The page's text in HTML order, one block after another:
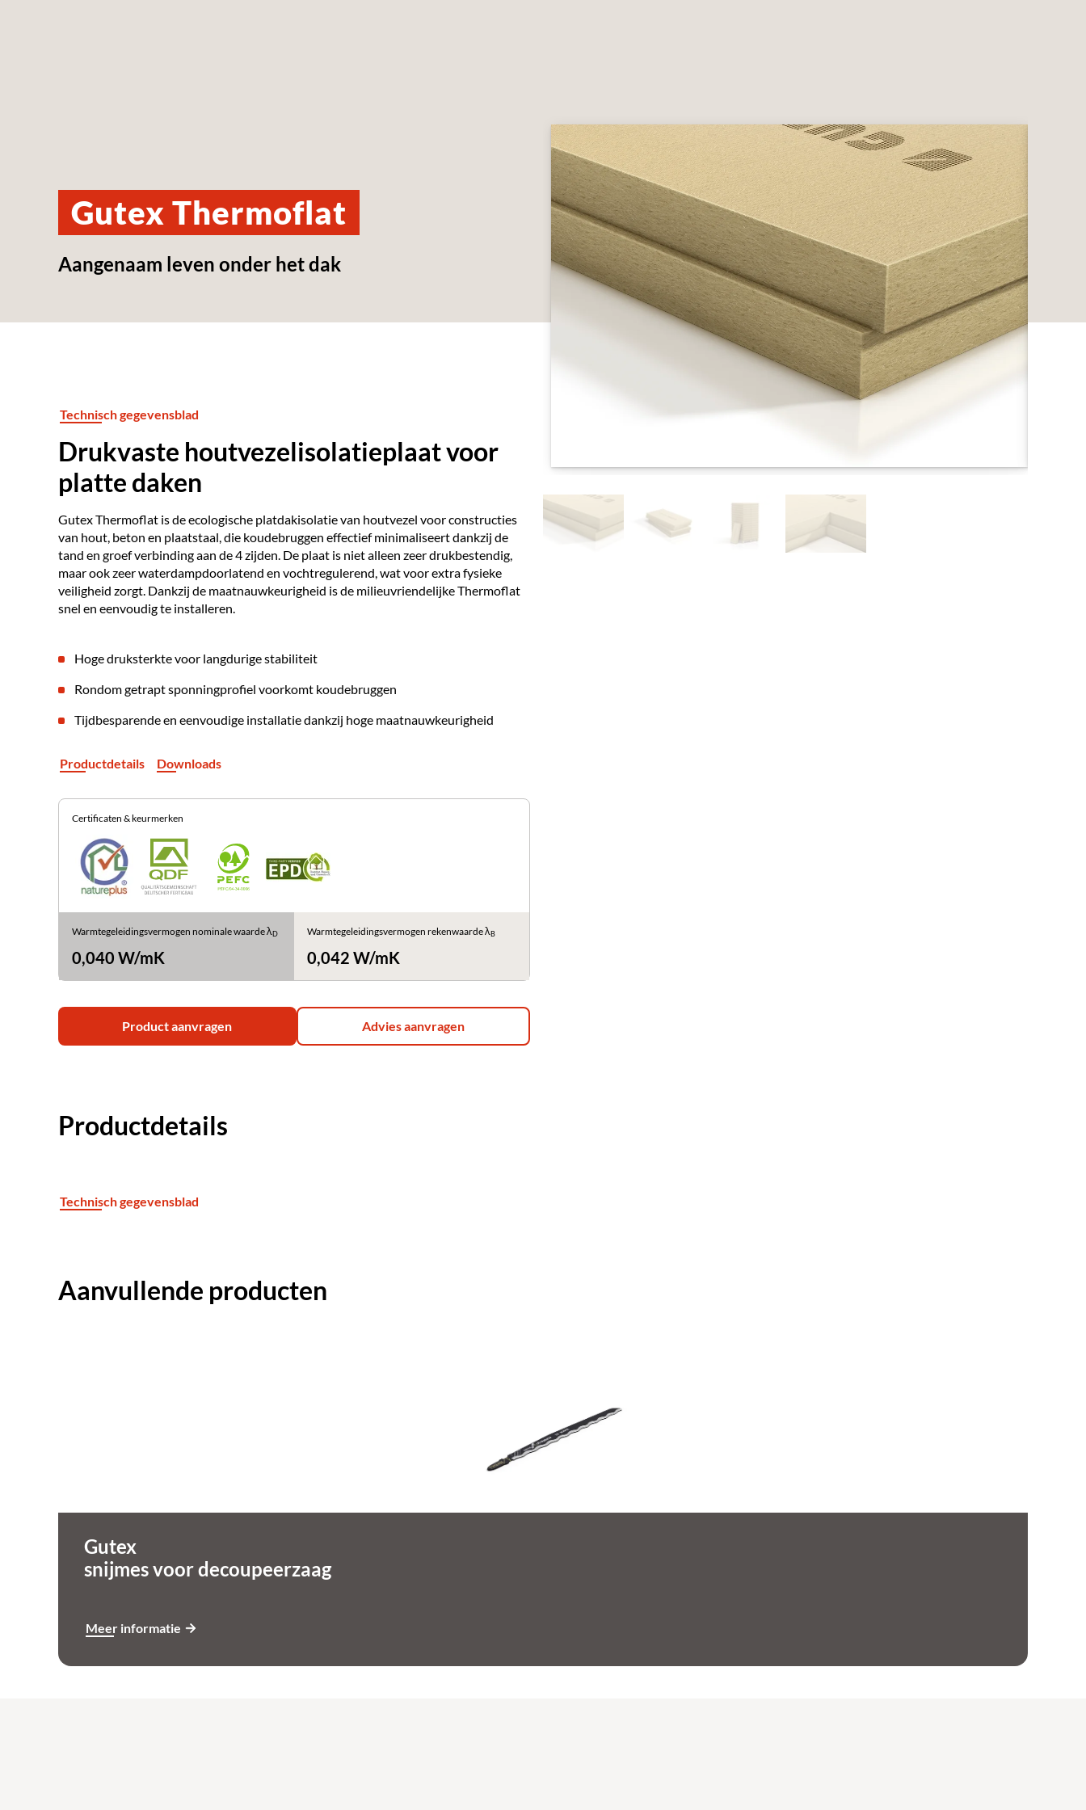
Gutex Thermoflat
Aangenaam leven onder het dak
Technisch gegevensblad
Drukvaste houtvezelisolatieplaat voor
platte daken
Gutex Thermoflat is de ecologische platdakisolatie van houtvezel voor constructies
van hout, beton en plaatstaal, die koudebruggen effectief minimaliseert dankzij de
tand en groef verbinding aan de 4 zijden. De plaat is niet alleen zeer drukbestendig,
maar ook zeer waterdampdoorlatend en vochtregulerend, wat voor extra fysieke
veiligheid zorgt. Dankzij de maatnauwkeurigheid is de milieuvriendelijke Thermoflat
snel en eenvoudig te installeren.
Hoge druksterkte voor langdurige stabiliteit
Rondom getrapt sponningprofiel voorkomt koudebruggen
Tijdbesparende en eenvoudige installatie dankzij hoge maatnauwkeurigheid
Productdetails Downloads
Certificaten & keurmerken
Warmtegeleidingsvermogen nominale waarde λD
0,040 W/mK
Warmtegeleidingsvermogen rekenwaarde λB
0,042 W/mK
Product aanvragen Advies aanvragen
Productdetails
Technisch gegevensblad
Aanvullende producten
Gutex
snijmes voor decoupeerzaag
Meer informatie